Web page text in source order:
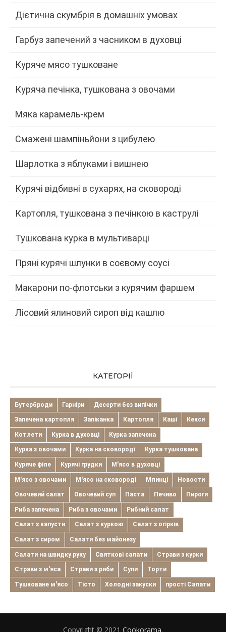
Дієтична скумбрія в домашніх умовах
Гарбуз запечений з часником в духовці
Куряче мясо тушковане
Куряча печінка, тушкована з овочами
Мяка карамель-крем
Смажені шампіньйони з цибулею
Шарлотка з яблуками і вишнею
Курячі відбивні в сухарях, на сковороді
Картопля, тушкована з печінкою в каструлі
Тушкована курка в мультиварці
Пряні курячі шлунки в соєвому соусі
Макарони по-флотськи з курячим фаршем
Лісовий ялиновий сироп від кашлю
КАТЕГОРІЇ
Бутерброди Гарніри Десерти без випічки
Запечена картопля Запіканка Картопля Каші Кекси
Котлети Курка в духовці Курка запечена
Курка з овочами Курка на сковороді Курка тушкована
Куряче філе Курячі грудки М'ясо в духовці
М'ясо з овочами М'ясо на сковороді Млинці Новости
Овочевий салат Овочевий суп Паста Печиво Пироги
Риба запечена Риба з овочами Рибний салат
Салат з капусти Салат з куркою Салат з огірків
Салат з сиром Салати без майонезу
Салати на швидку руку Святкові салати Страви з курки
Страви з м'яса Страви з риби Супи Торти
Тушковане м'ясо Тісто Холодні закуски прості Салати
Copyright © 2021 Cookorama.